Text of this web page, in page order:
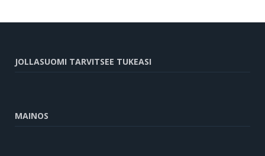
JOLLASUOMI TARVITSEE TUKEASI
MAINOS